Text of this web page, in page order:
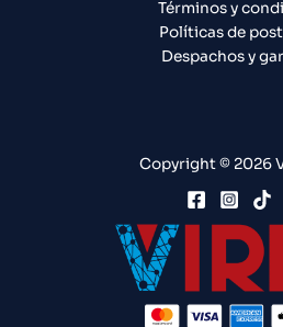
Términos y
Políticas de
Despachos y
Copyright © 2026